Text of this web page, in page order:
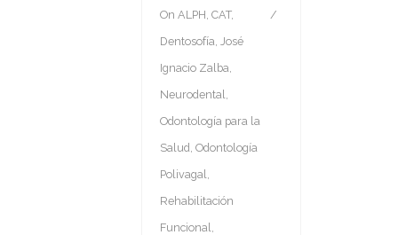
On ALPH CAT,
Dentosofía
José
Ignacio Zalba
Neurodental
Odontología para la
Salud Odontología
Polivagal
Rehabilitación
Funcional